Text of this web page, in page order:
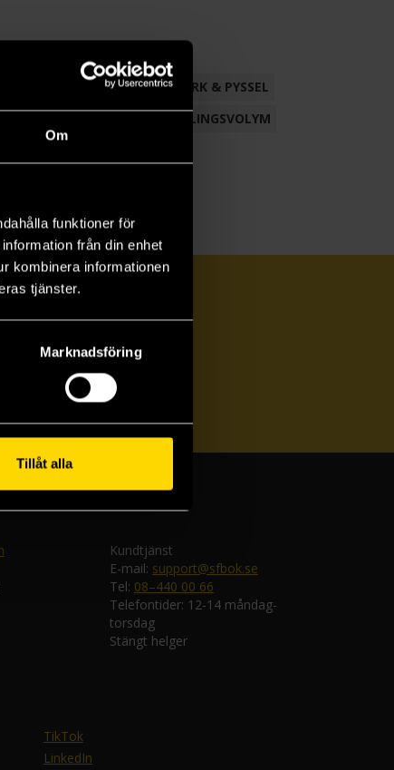
Om
funktioner för
från din enhet
kombinera informationen
tjänster.
Marknadsföring
Tillåt alla
FACKLITTERATUR
HANTVERK & PYSSEL
SAMLINGSVOLYM
Kundtjänst
E-mail: support@sfbok.se
Tel: 08–440 00 66
Telefontider: 12-14 måndag-
torsdag
Stängt helger
TikTok
LinkedIn